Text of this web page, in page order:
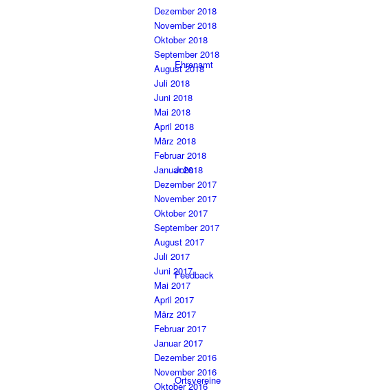
Ehrenamt
Jobs
Feedback
Ortsvereine
Dezember 2018
November 2018
Oktober 2018
September 2018
August 2018
Juli 2018
Juni 2018
Mai 2018
April 2018
März 2018
Februar 2018
Januar 2018
Dezember 2017
November 2017
Oktober 2017
September 2017
August 2017
Juli 2017
Juni 2017
Mai 2017
April 2017
März 2017
Februar 2017
Januar 2017
Dezember 2016
November 2016
Oktober 2016